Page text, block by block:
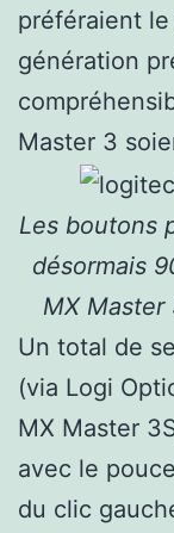
préféraient
génération
Master 3
Les boutons
désormais
MX Master
Un total de
(via Logi
MX Master
avec le
du clic